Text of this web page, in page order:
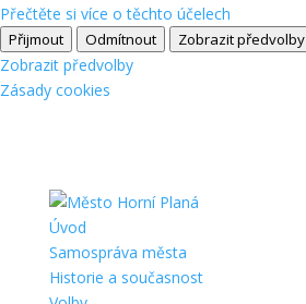
Přečtěte si více o těchto účelech
Přijmout Odmítnout Zobrazit předvolby
Zobrazit předvolby
Zásady cookies
Úvod
Samospráva města
Historie a současnost